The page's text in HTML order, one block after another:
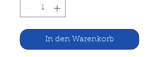
In den Warenkorb